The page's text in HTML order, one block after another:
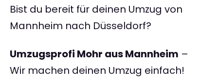
Bist du bereit für deinen Umzug von
Mannheim nach Düsseldorf?
Umzugsprofi Mohr aus Mannheim –
Wir machen deinen Umzug einfach!